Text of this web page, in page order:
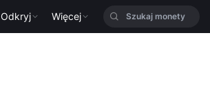
Odkryj Więcej